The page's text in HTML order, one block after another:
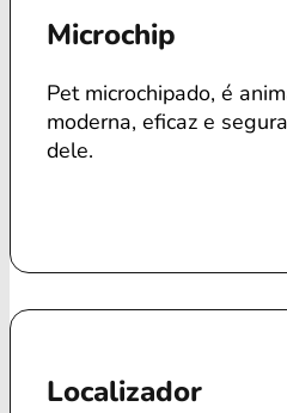
Microchip
Pet microchipado, é
moderna, eficaz e
dele.
Localizador